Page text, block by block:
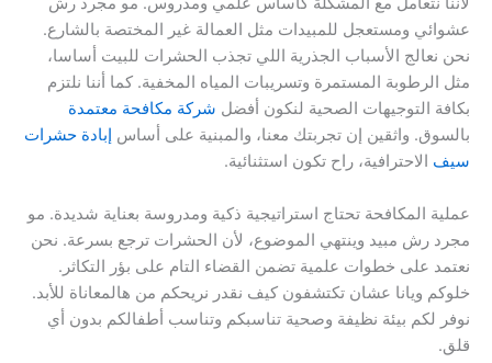
عشوائي ومستعجل للمبيدات مثل العمالة غير المختصة بالشارع.
نحن نعالج الأسباب الجذرية اللي تجذب الحشرات للبيت أساسا،
مثل الرطوبة المستمرة وتسريبات المياه المخفية. كما أننا نلتزم
بكافة التوجيهات الصحية لنكون أفضل شركة مكافحة معتمدة
بالسوق. واثقين إن تجربتك معنا، والمبنية على أساس إبادة حشرات
سيف الاحترافية، راح تكون استثنائية.
عملية المكافحة تحتاج استراتيجية ذكية ومدروسة بعناية شديدة. مو
مجرد رش مبيد وينتهي الموضوع، لأن الحشرات ترجع بسرعة. نحن
نعتمد على خطوات علمية تضمن القضاء التام على بؤر التكاثر.
خلوكم ويانا عشان تكتشفون كيف نقدر نريحكم من هالمعاناة للأبد.
نوفر لكم بيئة نظيفة وصحية تناسبكم وتناسب أطفالكم بدون أي
قلق.